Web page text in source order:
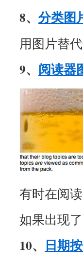
8、分类图
用图片替
9、 阅读器
有时在阅
如果出现
10、 日期